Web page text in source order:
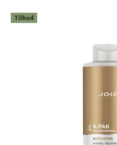
GLEM IKKE DISSE...
Tilbud